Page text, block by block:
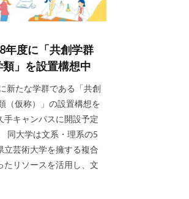
年度に「共創学群
」を設置構想中
新たな学群である「共創
（仮称）」の設置構想を
手キャンパスに開設予定
同大学は文系・理系の5
立芸術大学を擁する複合
たリソースを活用し、文